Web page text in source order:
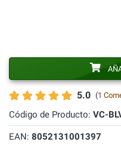
5.0 (1
Código de Producto: VC-
EAN: 8052131001397